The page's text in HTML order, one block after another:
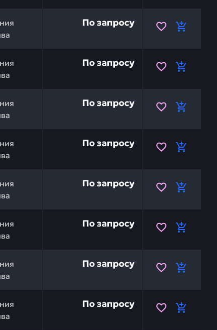
43-16140 — это инвестиция в
По запросу
43-14660 — это инвестиция в
По запросу
43-44530 — это инвестиция в
По запросу
154-43-44560 — это инвестиция в
По запросу
43-14471 — это инвестиция в бесперебойную
По запросу
06-33110 — это инвестиция в
По запросу
43-14580 — это инвестиция в
По запросу
43-44520 — это инвестиция в
По запросу